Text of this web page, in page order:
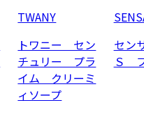
TWANY
トワニー セン
チュリー プラ
イム クリーミ
ィソープ
セン
Ｓ